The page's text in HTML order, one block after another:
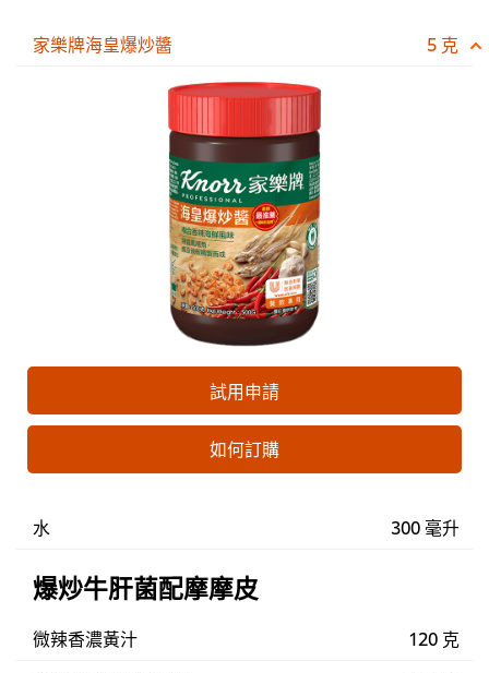
家樂牌海皇爆炒醬 5 克
試用申請
如何訂購
水 300 毫升
爆炒牛肝菌配摩摩皮
微辣香濃黃汁
120 克